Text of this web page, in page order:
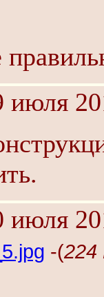
июля
июля
-(224